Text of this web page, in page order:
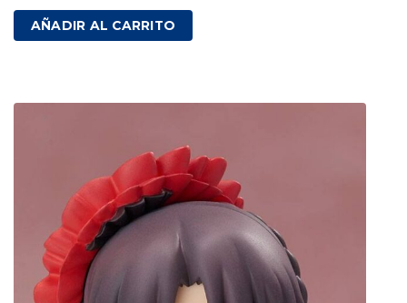
AÑADIR AL CARRITO